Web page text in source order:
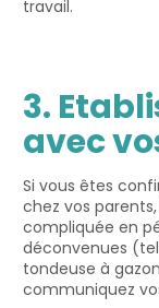
travail.
3.
avec
Si vous êtes
chez vos
compliquée en
déconvenues
tondeuse à
communiquez